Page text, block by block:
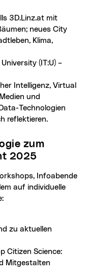
3D.Linz.at mit
neues City
Klima,
(IT:U) –
Intelligenz, Virtual
und
Technologien
reflektieren.
2025
auf individuelle
zu aktuellen
Citizen Science:
Mitgestalten